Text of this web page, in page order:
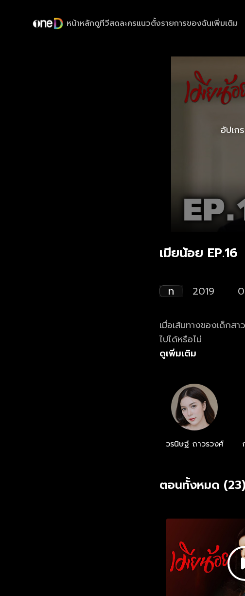
หน้าหลักดูทีวีสดละครแนวตั้งรายการของฉันเพิ่มเติม
อัปเก
เมียน้อย EP.16
ท 2019
เมื่อเส้นทางของเด็กส
ไปได้หรือไม่
ดูเพิ่มเติม
วรนิษฐ์ ถาวรวงศ์
ตอนทั้งหมด (23)